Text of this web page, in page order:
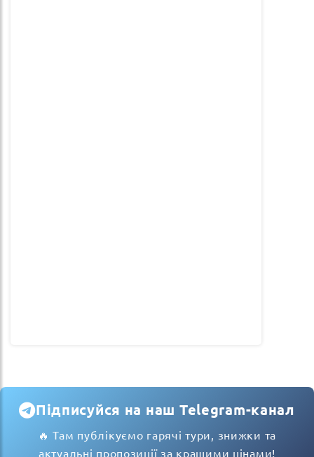
Підписуйся на наш Telegram-канал
🔥 Там публікуємо гарячі тури, знижки та
актуальні пропозиції за кращими цінами!